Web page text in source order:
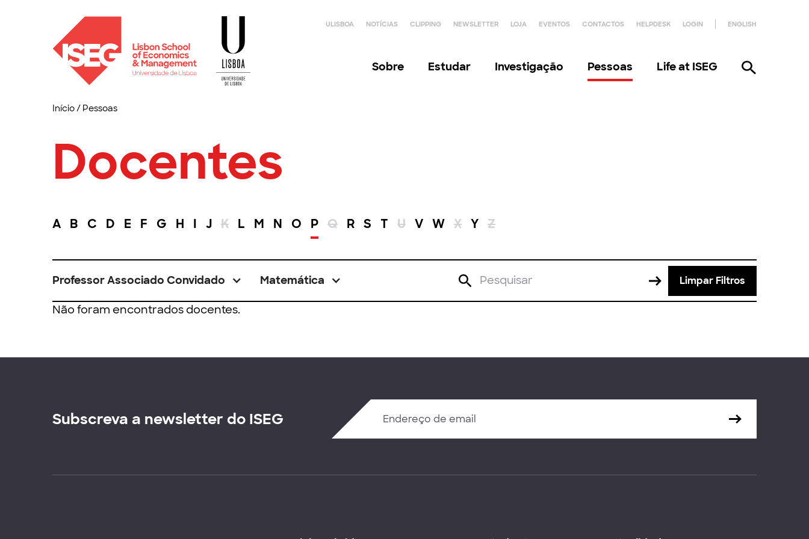
ULISBOA NOTÍCIAS CLIPPING NEWSLETTER LOJA EVENTOS CONTACTOS HELPDESK LOGIN ENGLISH
Sobre Estudar Investigação Pessoas Life at ISEG
Início/ Pessoas
Docentes
A B C D E F G H I J K L M N O P Q R S T U V W X Y Z
Professor Associado Convidado Matemática Limpar Filtros
Não foram encontrados docentes.
Subscreva a newsletter do ISEG